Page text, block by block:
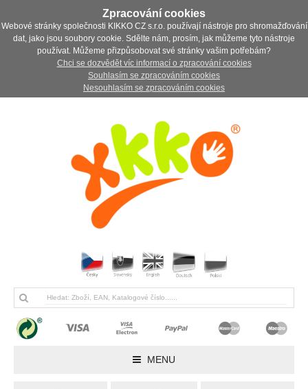
Zpracování cookies
Webové stránky společnosti KIKKO CZ s.r.o. používají nástroje pro shromažďování
dat, jako jsou soubory cookie. Sdělte nám, prosím, jak můžeme tyto nástroje
používat. Můžeme přizpůsobovat své stránky vašim potřebám?
Chci se dozvědět víc informací o zpracování cookies
Souhlasím se zpracováním cookies
Nesouhlasím se zpracováním cookies
MENU